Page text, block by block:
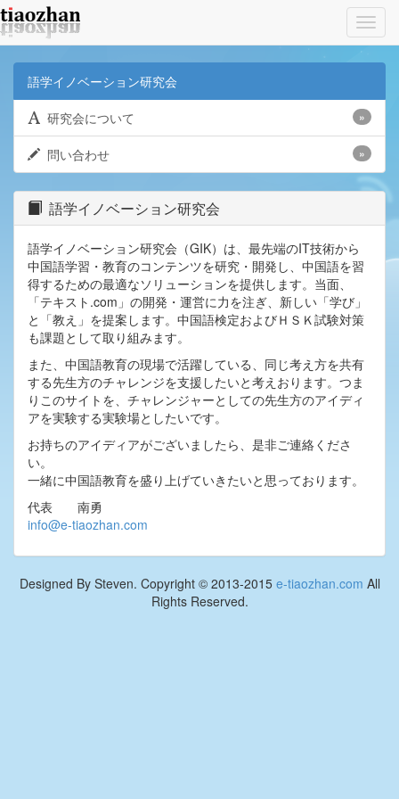
語学イノベーション研究会
研究会について »
問い合わせ »
語学イノベーション研究会
語学イノベーション研究会（GIK）は、最先端のIT技術から
中国語学習・教育のコンテンツを研究・開発し、中国語を習
得するための最適なソリューションを提供します。当面、
「テキスト.com」の開発・運営に力を注ぎ、新しい「学び」
と「教え」を提案します。中国語検定およびＨＳＫ試験対策
も課題として取り組みます。
また、中国語教育の現場で活躍している、同じ考え方を共有
する先生方のチャレンジを支援したいと考えおります。つま
りこのサイトを、チャレンジャーとしての先生方のアイディ
アを実験する実験場としたいです。
お持ちのアイディアがございましたら、是非ご連絡くださ
い。
一緒に中国語教育を盛り上げていきたいと思っております。
代表 南勇
info@e-tiaozhan.com
Designed By Steven. Copyright © 2013-2015 e-tiaozhan.com All
Rights Reserved.